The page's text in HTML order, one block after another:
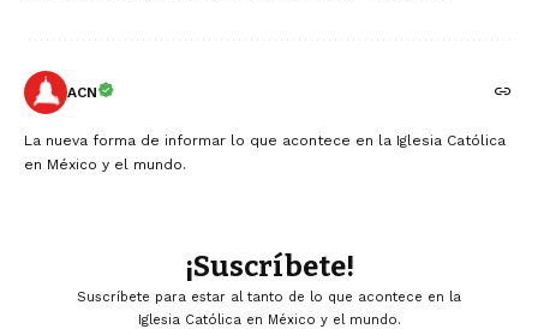
ACN
La nueva forma de informar lo que acontece en la Iglesia Católica
en México y el mundo.
¡Suscríbete!
Suscríbete para estar al tanto de lo que acontece en la
Iglesia Católica en México y el mundo.